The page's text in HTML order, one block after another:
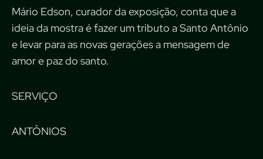
Mário Edson, curador da exposição, conta que a
ideia da mostra é fazer um tributo a Santo Antônio
e levar para as novas gerações a mensagem de
amor e paz do santo.
SERVIÇO
ANTÔNIOS